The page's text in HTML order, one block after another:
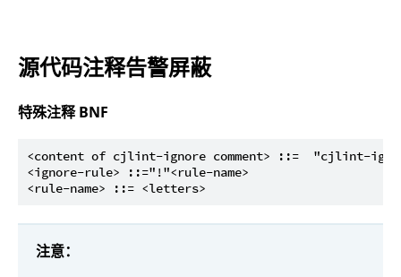
源代码注释告警屏蔽
特殊注释 BNF
<content of cjlint-ignore comment> ::=  "cjlint-
<ignore-rule> ::="!"<rule-name>
注意：